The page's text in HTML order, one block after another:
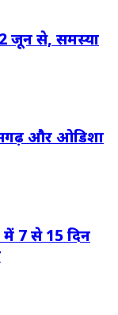
2 जून से, समस्या
और ओडिशा
में 7 से 15 दिन